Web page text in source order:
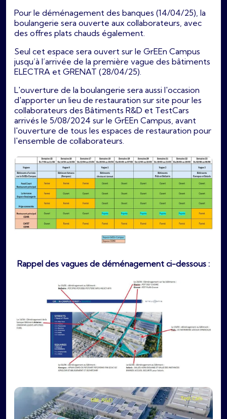
Pour le déménagement des banques (14/04/25), la
boulangerie sera ouverte aux collaborateurs, avec
des offres plats chauds également.
Seul cet espace sera ouvert sur le GrEEn Campus
jusqu’à l’arrivée de la première vague des bâtiments
ELECTRA et GRENAT (28/04/25).
L'ouverture de la boulangerie sera aussi l'occasion
d'apporter un lieu de restauration sur site pour les
collaborateurs des Bâtiments R&D et TestCars
arrivés le 5/08/2024 sur le GrEEn Campus, avant
l'ouverture de tous les espaces de restauration pour
l'ensemble de collaborateurs.
Rappel des vagues de déménagement ci-dessous :